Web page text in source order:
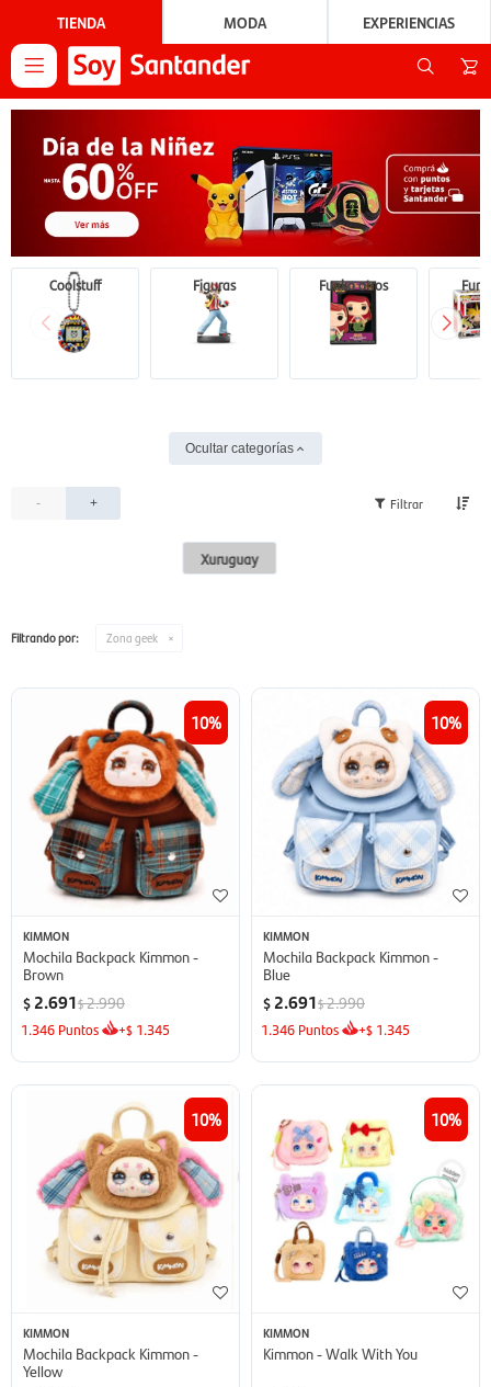
TIENDA MODA EXPERIENCIAS

Coolstuff Figuras Funko otros
Ocultar categorías
- +
Xuruguay
Filtrando por: Zona geek
10
KIMMON
Mochila Backpack Kimmon -
Brown
$2.691$2.990
1.346 Puntos +$ 1.345
10
KIMMON
Mochila Backpack Kimmon -
Blue
$2.691$2.990
1.346 Puntos +$ 1.345
10
KIMMON
Mochila Backpack Kimmon -
Yellow
10
KIMMON
Kimmon - Walk With You